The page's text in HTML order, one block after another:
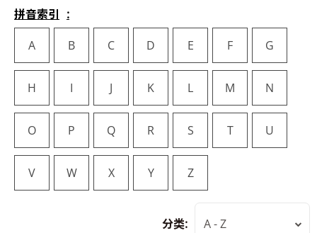
拼音索引
A
B C D E F G
H I J K L M N
O P Q R S T U
V W X Y Z
分类: A - Z